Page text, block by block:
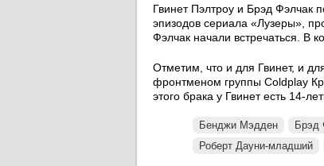
Гвинет Пэлтроу и Брэд Фэлчак
эпизодов сериала «Лузеры»,
Фэлчак начали встречаться. В
Отметим, что и для Гвинет, и
фронтменом группы Coldplay
этого брака у Гвинет есть 14-
Бенджи Мэдден Брэд
Роберт Дауни-младший